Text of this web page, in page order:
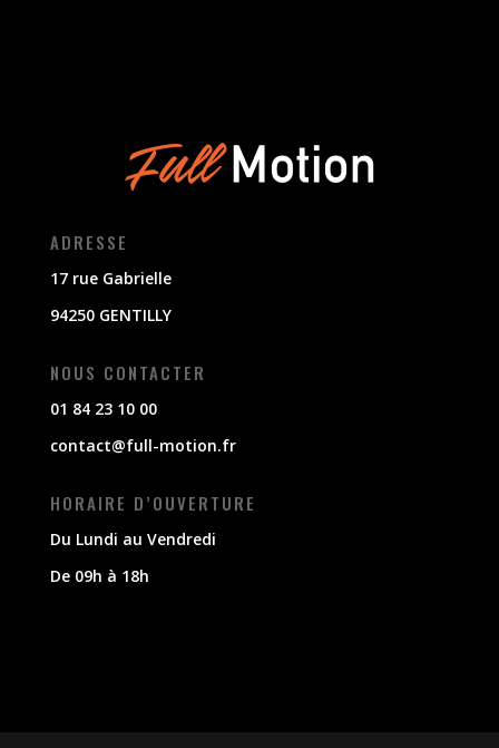
ADRESSE
17 rue Gabrielle
94250 GENTILLY
NOUS CONTACTER
01 84 23 10 00
contact@full-motion.fr
HORAIRE D’OUVERTURE
Du Lundi au Vendredi
De 09h à 18h